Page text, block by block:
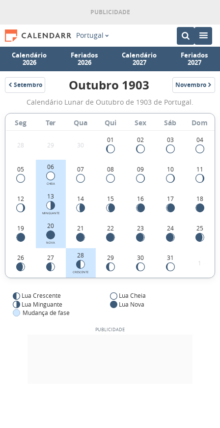
Portugal
Calendário
2026
Feriados
2026
Calendário
2027
Feriados
2027
Setembro
1903
Fases
da
Lua
de
Outubro
1903
Outubro 1903 Novembro
1903
Calendário Lunar de Outubro de 1903 de Portugal.
Seg Ter Qua Qui Sex Sáb Dom
28 29 30
01 02 03 04
05 06
CHEIA
07 08 09 10 11
12 13
MINGUANTE
14 15 16 17 18
19 20
NOVA
21 22 23 24 25
26 27 28
CRESCENTE
29 30 31
1
Lua Crescente
Lua Cheia
Lua Minguante
Lua Nova
Mudança de fase